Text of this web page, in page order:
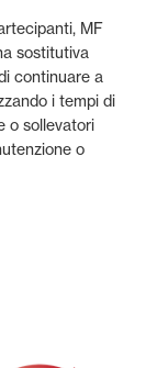
MF
sostitutiva
continuare a
i tempi di
o sollevatori
o